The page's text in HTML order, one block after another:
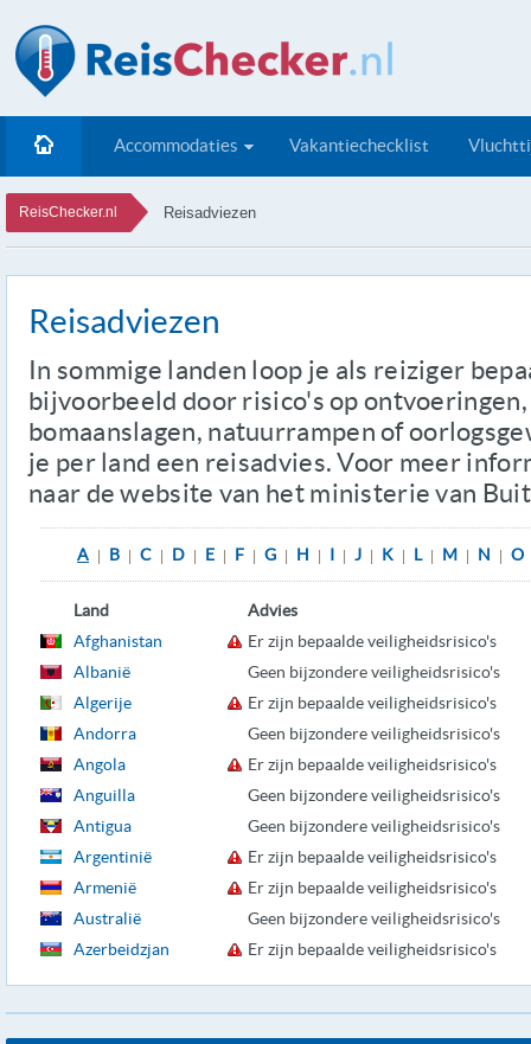
Accommodaties Vakantiechecklist
ReisChecker.nl Reisadviezen
Reisadviezen
In sommige landen loop je als reiziger
bijvoorbeeld door risico's op
bomaanslagen, natuurrampen of
je per land een reisadvies. Voor meer
naar de website van het ministerie van
A B C D E F G H I J K L M N O
Land
Advies
Afghanistan
Er zijn bepaalde veiligheidsrisico's
Albanië
Geen bijzondere veiligheidsrisico's
Algerije
Er zijn bepaalde veiligheidsrisico's
Andorra
Geen bijzondere veiligheidsrisico's
Angola
Er zijn bepaalde veiligheidsrisico's
Anguilla
Geen bijzondere veiligheidsrisico's
Antigua
Geen bijzondere veiligheidsrisico's
Argentinië
Er zijn bepaalde veiligheidsrisico's
Armenië
Er zijn bepaalde veiligheidsrisico's
Australië
Geen bijzondere veiligheidsrisico's
Azerbeidzjan
Er zijn bepaalde veiligheidsrisico's